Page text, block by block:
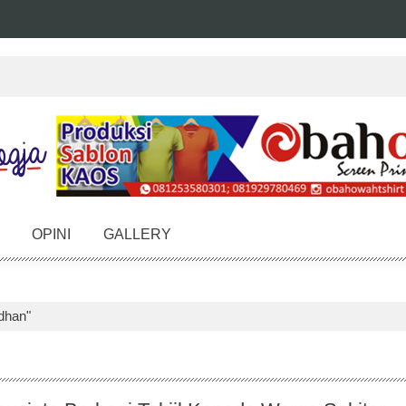
OPINI GALLERY